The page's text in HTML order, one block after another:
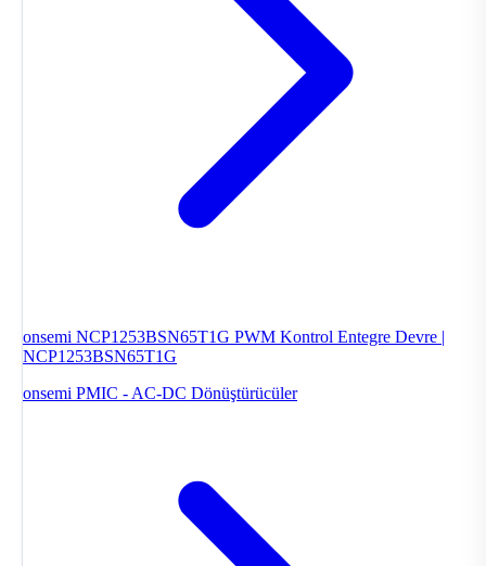
onsemi NCP1253BSN65T1G PWM Kontrol Entegre Devre |
NCP1253BSN65T1G
onsemi PMIC - AC-DC Dönüştürücüler